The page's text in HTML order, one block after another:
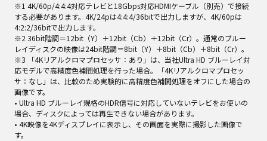
※1 4K/60p/4:4:4対応テレビと18Gbps対応HDMIケーブル（別売）で接続
する必要があります。4K/24pは4:4:4/36bitで出力しますが、4K/60pは
4:2:2/36bitで出力します。
※2 36bit階調＝12bit（Y）＋12bit（Cb）＋12bit（Cr）。通常のブルー
レイディスクの映像は24bit階調＝8bit（Y）＋8bit（Cb）＋8bit（Cr）。
※3 「4Kリアルクロマプロセッサ：あり」は、当社Ultra HD ブルーレイ対
応モデルで高精度色補間処理を行った場合。「4Kリアルクロマプロセッ
サ：なし」は、比較のため実験的に高精度色補間処理をオフにした場合の
画像です。
• Ultra HD ブルーレイ規格のHDR信号に対応していないテレビをお使いの
場合、ディスクによっては再生できない場合があります。
• 4K映像を4Kディスプレイに表示し、その画面を実際に撮影した画像で
す。